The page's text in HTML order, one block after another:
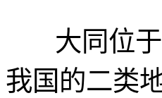
大同位于
我国的二类